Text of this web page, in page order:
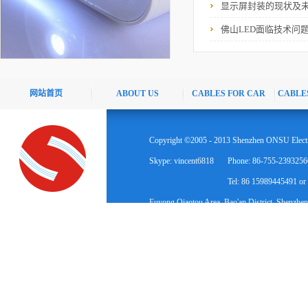
显示屏封装的现状及
佛山LED面临技术问
网站首页 ABOUT US CABLES FOR CAR
Skype: vincent6818 Phone: 86-755-
Tel: 86 15989445491
Fuyong Qiaotou Area, Bao'an District,
Copyright ©2005 - 2013 Shenzhen ONSU